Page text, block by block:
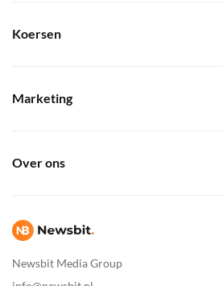
Newsbit Media Group
Koersen
Marketing
Over ons